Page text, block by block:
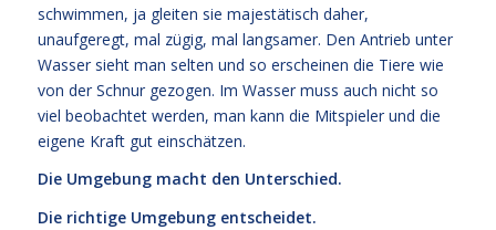
schwimmen, ja gleiten sie majestätisch daher,
unaufgeregt, mal zügig, mal langsamer. Den Antrieb unter
Wasser sieht man selten und so erscheinen die Tiere wie
von der Schnur gezogen. Im Wasser muss auch nicht so
viel beobachtet werden, man kann die Mitspieler und die
eigene Kraft gut einschätzen.
Die Umgebung macht den Unterschied.
Die richtige Umgebung entscheidet.